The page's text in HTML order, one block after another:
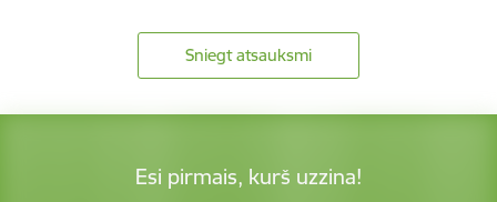
Sniegt atsauksmi
Esi pirmais, kurš uzzina!